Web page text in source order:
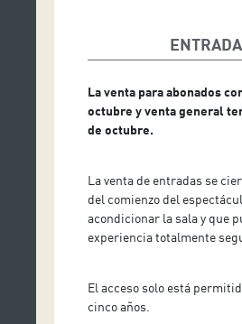
Borja Molina, barítono
Orquesta Sinfónica de Tenerife
Coro Ópera de Tenerife
La venta para abonados
octubre y venta general
de octubre.
La venta de entradas se
del comienzo del
acondicionar la sala y que
experiencia totalmente
El acceso solo está
cinco años.